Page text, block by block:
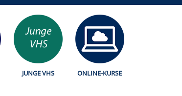
JUNGE VHS ONLINE-KURSE